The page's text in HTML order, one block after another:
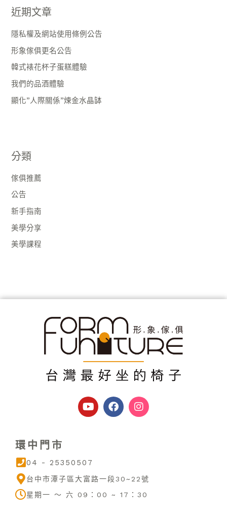
字
:
近期文章
隱私權及網站使用條例公告
形象傢俱更名公告
韓式裱花杯子蛋糕體驗
我們的品酒體驗
顯化”人際關係”煉金水晶缽
分類
傢俱推薦
公告
新手指南
美學分享
美學課程
Y
o
u
F
a
c
I
n
s
m
環中門市
04 - 25350507
台中市潭子區大富路一段30~22號
星期一 ～ 六 09：00 ~ 17：30